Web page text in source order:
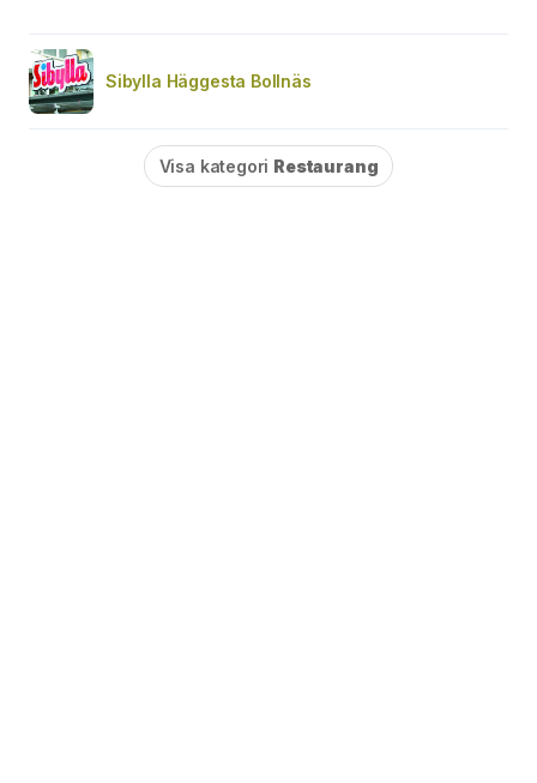
Sibylla Häggesta Bollnäs
Visa kategori Restaurang